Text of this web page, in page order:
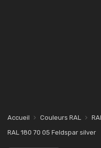
Accueil Couleurs RAL
RAL 180 70 05 Feldspar silver